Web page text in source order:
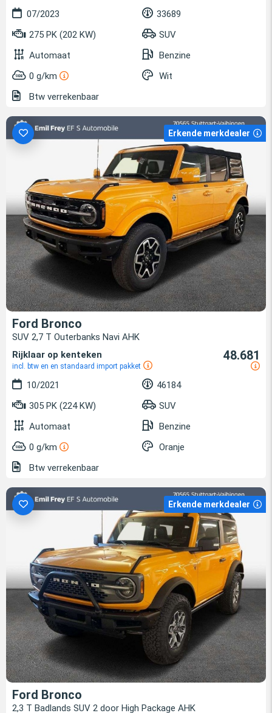
07/2023
33689
275 PK (202 KW)
SUV
Automaat
Benzine
0 g/km
Wit
Btw verrekenbaar
Erkende merkdealer
Ford Bronco
SUV 2,7 T Outerbanks Navi AHK
Rijklaar op kenteken
incl. btw en en standaard import pakket
48.681
10/2021
46184
305 PK (224 KW)
SUV
Automaat
Benzine
0 g/km
Oranje
Btw verrekenbaar
Erkende merkdealer
Ford Bronco
2,3 T Badlands SUV 2 door High Package AHK